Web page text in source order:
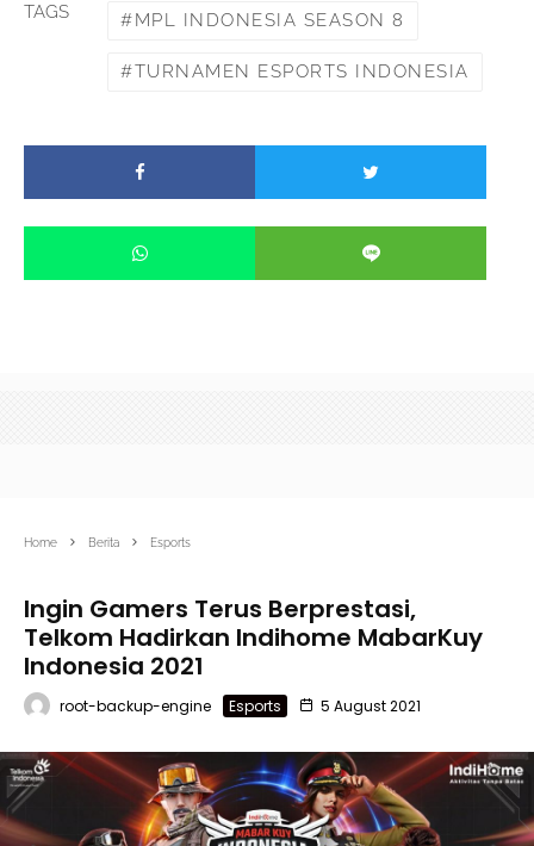
TAGS MPL INDONESIA SEASON 8
TURNAMEN ESPORTS INDONESIA
Home Berita Esports
Ingin Gamers Terus Berprestasi,
Telkom Hadirkan Indihome MabarKuy
Indonesia 2021
root-backup-engine Esports 5 August 2021